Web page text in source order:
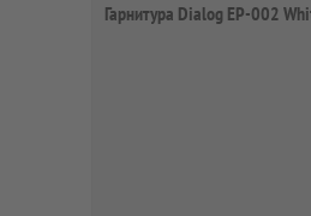
Гарнитура Dialog EP-002